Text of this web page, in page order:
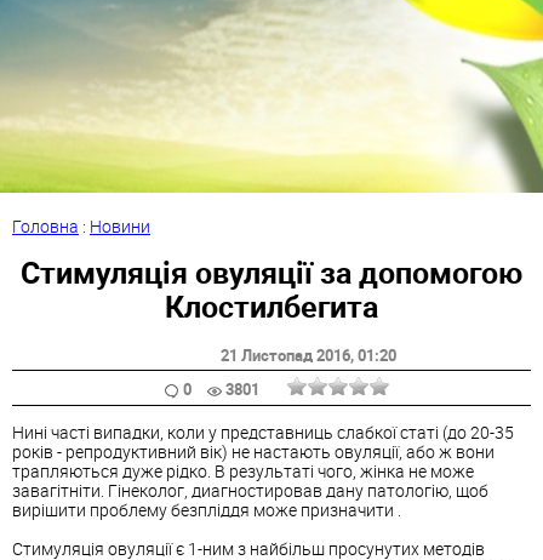
Головна : Новини
Стимуляція овуляції за допомогою
Клостилбегита
21 Листопад 2016, 01:20
0
3801
Нині часті випадки, коли у представниць слабкої статі (до 20-35
років - репродуктивний вік) не настають овуляції, або ж вони
трапляються дуже рідко. В результаті чого, жінка не може
завагітніти. Гінеколог, диагностировав дану патологію, щоб
вирішити проблему безпліддя може призначити .
Стимуляція овуляції є 1-ним з найбільш просунутих методів